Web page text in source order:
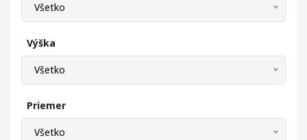
Všetko
Výška
Všetko
Priemer
Všetko